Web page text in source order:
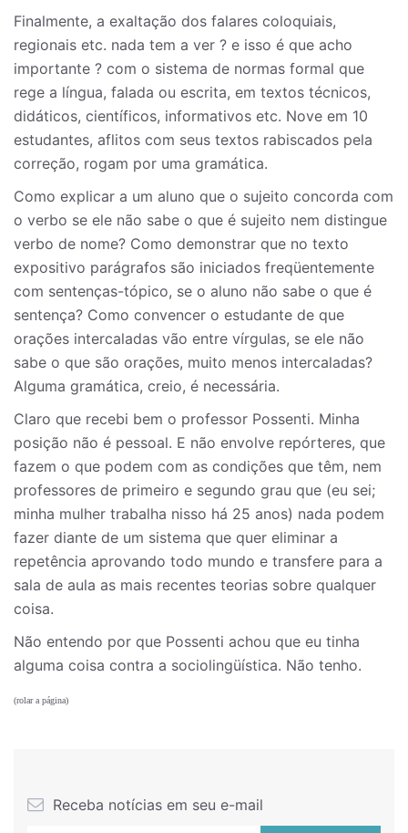
Finalmente, a exaltação dos falares coloquiais,
regionais etc. nada tem a ver ? e isso é que acho
importante ? com o sistema de normas formal que
rege a língua, falada ou escrita, em textos técnicos,
didáticos, científicos, informativos etc. Nove em 10
estudantes, aflitos com seus textos rabiscados pela
correção, rogam por uma gramática.
Como explicar a um aluno que o sujeito concorda com
o verbo se ele não sabe o que é sujeito nem distingue
verbo de nome? Como demonstrar que no texto
expositivo parágrafos são iniciados freqüentemente
com sentenças-tópico, se o aluno não sabe o que é
sentença? Como convencer o estudante de que
orações intercaladas vão entre vírgulas, se ele não
sabe o que são orações, muito menos intercaladas?
Alguma gramática, creio, é necessária.
Claro que recebi bem o professor Possenti. Minha
posição não é pessoal. E não envolve repórteres, que
fazem o que podem com as condições que têm, nem
professores de primeiro e segundo grau que (eu sei;
minha mulher trabalha nisso há 25 anos) nada podem
fazer diante de um sistema que quer eliminar a
repetência aprovando todo mundo e transfere para a
sala de aula as mais recentes teorias sobre qualquer
coisa.
Não entendo por que Possenti achou que eu tinha
alguma coisa contra a sociolingüística. Não tenho.
(rolar a página)
Receba notícias em seu e-mail